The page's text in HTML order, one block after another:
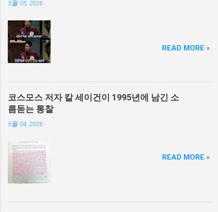
5월 05, 2026
READ MORE »
코스모스 저자 칼 세이건이 1995년에 남긴 소
름돋는 통찰
5월 04, 2026
READ MORE »